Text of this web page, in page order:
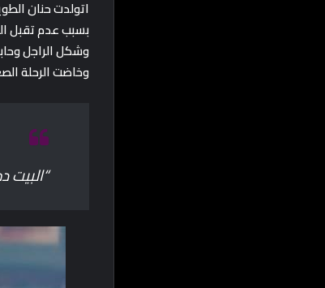
بسبب عدم تقبل
وشكل الراجل
وخاضت الرحلة